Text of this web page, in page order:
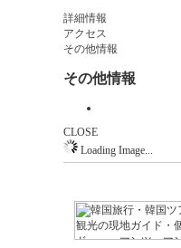
詳細情報
アクセス
その他情報
その他情報
CLOSE
Loading Image...